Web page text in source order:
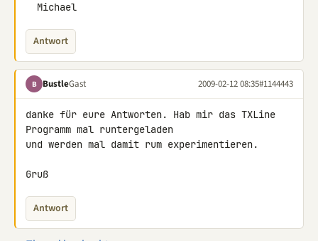
  Michael
Antwort
B BustleGast 2009-02-12 08:35#1144443
danke für eure Antworten. Hab mir das TXLine
Programm mal runtergeladen
und werden mal damit rum experimentieren.
Gruß
Antwort